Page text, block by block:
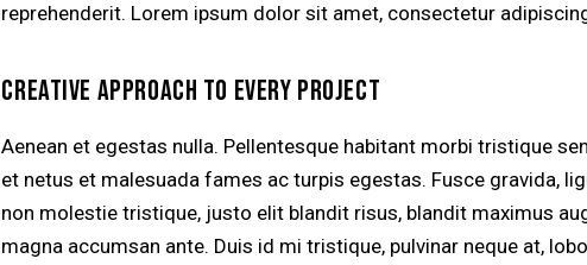
reprehenderit. Lorem ipsum dolor sit amet, consectetur
CREATIVE APPROACH TO EVERY PROJECT
Aenean et egestas nulla. Pellentesque habitant morbi tristique
et netus et malesuada fames ac turpis egestas. Fusce gravida,
non molestie tristique, justo elit blandit risus, blandit maximus
magna accumsan ante. Duis id mi tristique, pulvinar neque at,